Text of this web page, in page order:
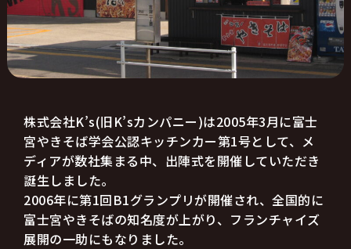
株式会社K’s(旧K’sカンパニー)は2005年3月に富士
宮やきそば学会公認キッチンカー第1号として、メ
ディアが数社集まる中、出陣式を開催していただき
誕生しました。
2006年に第1回B1グランプリが開催され、全国的に
富士宮やきそばの知名度が上がり、フランチャイズ
展開の一助にもなりました。